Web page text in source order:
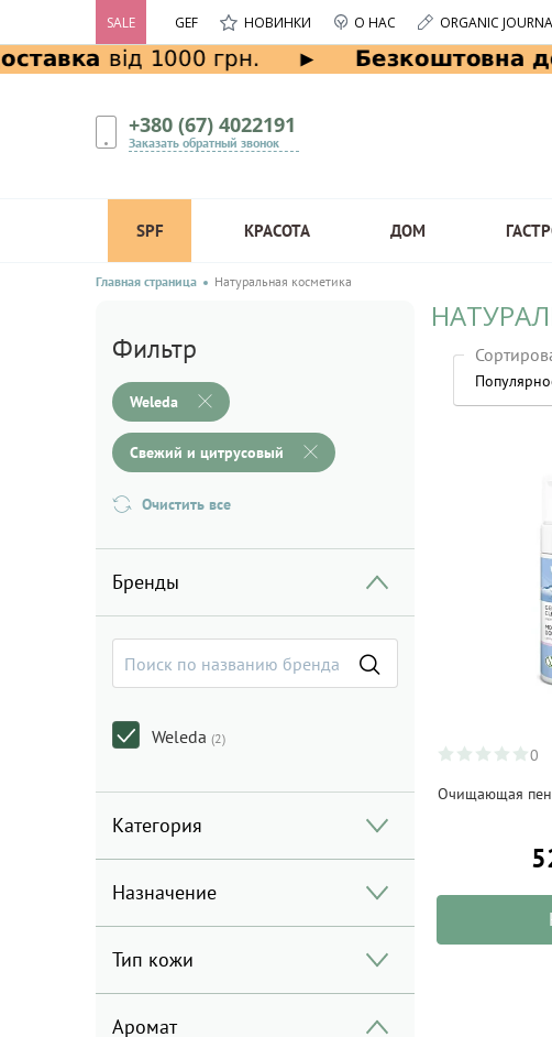
SALE GEF НОВИНКИ О НАС ORGANIC
+380 (67) 4022191
Заказать обратный звонок
SPF КРАСОТА ДОМ
Главная страница Натуральная косметика
Фильтр
Weleda
Свежий и цитрусовый
Очистить все
Бренды
Weleda (2)
Категория
Назначение
Тип кожи
Аромат
0
Очищающая